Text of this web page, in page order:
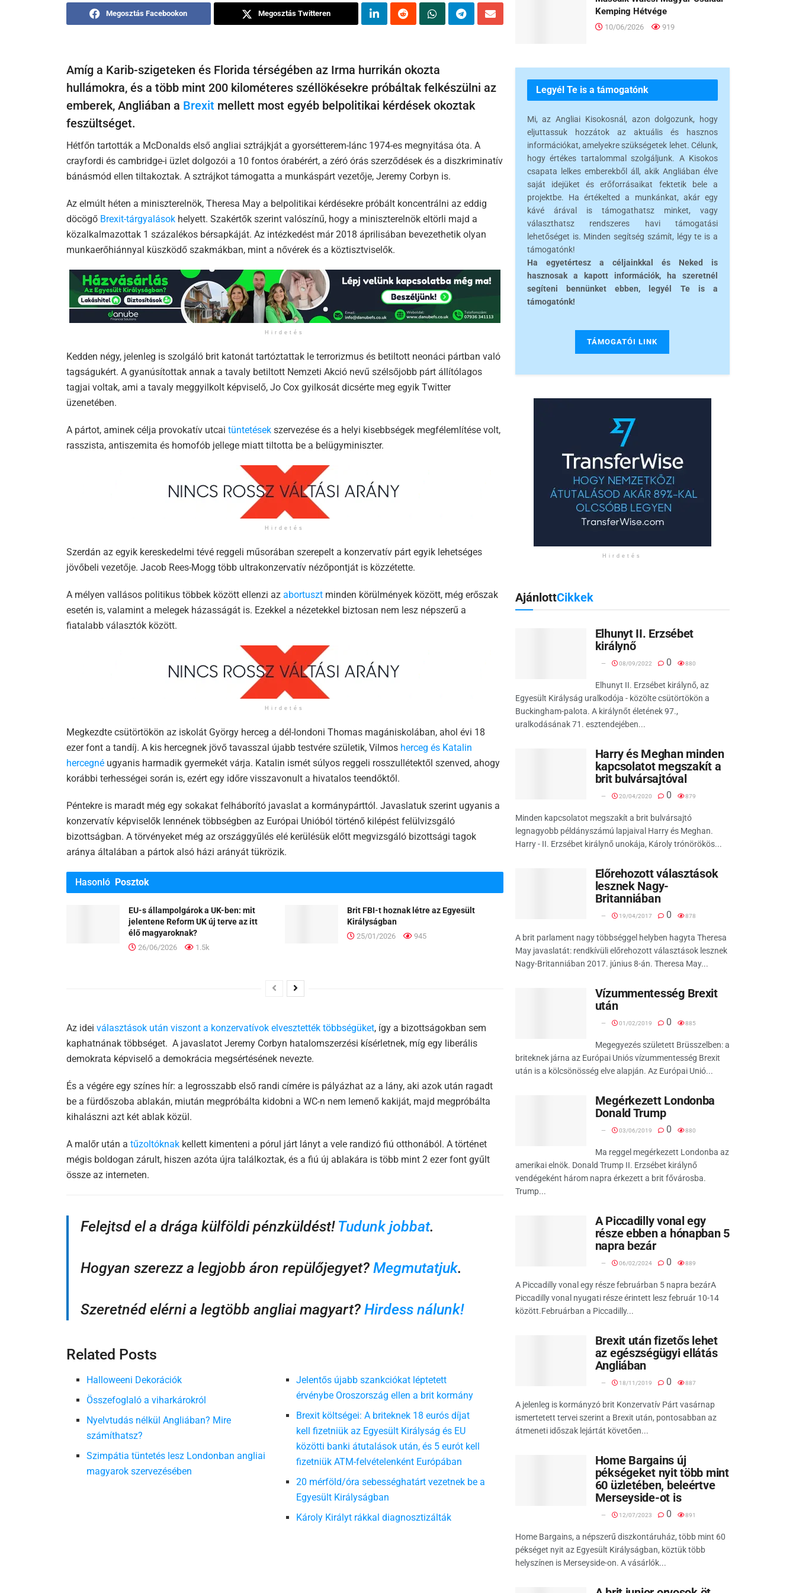
Megosztás Facebookon Megosztás Twitteren
Amíg a Karib-szigeteken és Florida térségében az Irma hurrikán okozta
hullámokra, és a több mint 200 kilométeres széllökésekre próbáltak felkészülni az
emberek, Angliában a Brexit mellett most egyéb belpolitikai kérdések okoztak
feszültséget.
Hétfőn tartották a McDonalds első angliai sztrájkját a gyorsétterem-lánc 1974-es megnyitása óta. A
crayfordi és cambridge-i üzlet dolgozói a 10 fontos órabérért, a zéró órás szerződések és a diszkriminatív
bánásmód ellen tiltakoztak. A sztrájkot támogatta a munkáspárt vezetője, Jeremy Corbyn is.
Az elmúlt héten a miniszterelnök, Theresa May a belpolitikai kérdésekre próbált koncentrálni az eddig
döcögő Brexit-tárgyalások helyett. Szakértők szerint valószínű, hogy a miniszterelnök eltörli majd a
közalkalmazottak 1 százalékos bérsapkáját. Az intézkedést már 2018 áprilisában bevezethetik olyan
munkaerőhiánnyal küszködő szakmákban, mint a nővérek és a köztisztviselők.
Hirdetés
Kedden négy, jelenleg is szolgáló brit katonát tartóztattak le terrorizmus és betiltott neonáci pártban való
tagságukért. A gyanúsítottak annak a tavaly betiltott Nemzeti Akció nevű szélsőjobb párt állítólagos
tagjai voltak, ami a tavaly meggyilkolt képviselő, Jo Cox gyilkosát dicsérte meg egyik Twitter
üzenetében.
A pártot, aminek célja provokatív utcai tüntetések szervezése és a helyi kisebbségek megfélemlítése volt,
rasszista, antiszemita és homofób jellege miatt tiltotta be a belügyminiszter.
Hirdetés
Szerdán az egyik kereskedelmi tévé reggeli műsorában szerepelt a konzervatív párt egyik lehetséges
jövőbeli vezetője. Jacob Rees-Mogg több ultrakonzervatív nézőpontját is közzétette.
A mélyen vallásos politikus többek között ellenzi az abortuszt minden körülmények között, még erőszak
esetén is, valamint a melegek házasságát is. Ezekkel a nézetekkel biztosan nem lesz népszerű a
fiatalabb választók között.
Hirdetés
Megkezdte csütörtökön az iskolát György herceg a dél-londoni Thomas magániskolában, ahol évi 18
ezer font a tandíj. A kis hercegnek jövő tavasszal újabb testvére születik, Vilmos herceg és Katalin
hercegné ugyanis harmadik gyermekét várja. Katalin ismét súlyos reggeli rosszullétektől szenved, ahogy
korábbi terhességei során is, ezért egy időre visszavonult a hivatalos teendőktől.
Péntekre is maradt még egy sokakat felháborító javaslat a kormánypárttól. Javaslatuk szerint ugyanis a
konzervatív képviselők lennének többségben az Európai Unióból történő kilépést felülvizsgáló
bizottságban. A törvényeket még az országgyűlés elé kerülésük előtt megvizsgáló bizottsági tagok
aránya általában a pártok alsó házi arányát tükrözik.
Hasonló Posztok
EU-s állampolgárok a UK-ben: mit
jelentene Reform UK új terve az itt
élő magyaroknak?
26/06/2026 1.5k
Brit FBI-t hoznak létre az Egyesült
Királyságban
25/01/2026 945
Az idei választások után viszont a konzervatívok elvesztették többségüket, így a bizottságokban sem
kaphatnának többséget. A javaslatot Jeremy Corbyn hatalomszerzési kísérletnek, míg egy liberális
demokrata képviselő a demokrácia megsértésének nevezte.
És a végére egy színes hír: a legrosszabb első randi címére is pályázhat az a lány, aki azok után ragadt
be a fürdőszoba ablakán, miután megpróbálta kidobni a WC-n nem lemenő kakiját, majd megpróbálta
kihalászni azt két ablak közül.
A malőr után a tűzoltóknak kellett kimenteni a pórul járt lányt a vele randizó fiú otthonából. A történet
mégis boldogan zárult, hiszen azóta újra találkoztak, és a fiú új ablakára is több mint 2 ezer font gyűlt
össze az interneten.
Felejtsd el a drága külföldi pénzküldést! Tudunk jobbat.
Hogyan szerezz a legjobb áron repülőjegyet? Megmutatjuk.
Szeretnéd elérni a legtöbb angliai magyart? Hirdess nálunk!
Related Posts
Halloweeni Dekorációk
Összefoglaló a viharkárokról
Nyelvtudás nélkül Angliában? Mire
számíthatsz?
Szimpátia tüntetés lesz Londonban angliai
magyarok szervezésében
Jelentős újabb szankciókat léptetett
érvénybe Oroszország ellen a brit kormány
Brexit költségei: A briteknek 18 eurós díjat
kell fizetniük az Egyesült Királyság és EU
közötti banki átutalások után, és 5 eurót kell
fizetniük ATM-felvételenként Európában
20 mérföld/óra sebességhatárt vezetnek be a
Egyesült Királyságban
Károly Királyt rákkal diagnosztizálták
Kemping Hétvége
10/06/2026 919
Legyél Te is a támogatónk
Mi, az Angliai Kisokosnál, azon dolgozunk, hogy
eljuttassuk hozzátok az aktuális és hasznos
információkat, amelyekre szükségetek lehet. Célunk,
hogy értékes tartalommal szolgáljunk. A Kisokos
csapata lelkes emberekből áll, akik Angliában élve
saját idejüket és erőforrásaikat fektetik bele a
projektbe. Ha értékelted a munkánkat, akár egy
kávé árával is támogathatsz minket, vagy
választhatsz rendszeres havi támogatási
lehetőséget is. Minden segítség számít, légy te is a
támogatónk!
Ha egyetértesz a céljainkkal és Neked is
hasznosak a kapott információk, ha szeretnél
segíteni bennünket ebben, legyél Te is a
támogatónk!
TÁMOGATÓI LINK
Hirdetés
AjánlottCikkek
Elhunyt II. Erzsébet
királynő
08/09/2022 0 880
Elhunyt II. Erzsébet királynő, az
Egyesült Királyság uralkodója - közölte csütörtökön a
Buckingham-palota. A királynőt életének 97.,
uralkodásának 71. esztendejében...
Harry és Meghan minden
kapcsolatot megszakít a
brit bulvársajtóval
20/04/2020 0 879
Minden kapcsolatot megszakít a brit bulvársajtó
legnagyobb példányszámú lapjaival Harry és Meghan.
Harry - II. Erzsébet királynő unokája, Károly trónörökös...
Előrehozott választások
lesznek Nagy-
Britanniában
19/04/2017 0 878
A brit parlament nagy többséggel helyben hagyta Theresa
May javaslatát: rendkívüli előrehozott választások lesznek
Nagy-Britanniában 2017. június 8-án. Theresa May...
Vízummentesség Brexit
után
01/02/2019 0 885
Megegyezés született Brüsszelben: a
briteknek járna az Európai Uniós vízummentesség Brexit
után is a kölcsönösség elve alapján. Az Európai Unió...
Megérkezett Londonba
Donald Trump
03/06/2019 0 880
Ma reggel megérkezett Londonba az
amerikai elnök. Donald Trump II. Erzsébet királynő
vendégeként három napra érkezett a brit fővárosba.
Trump...
A Piccadilly vonal egy
része ebben a hónapban 5
napra bezár
06/02/2024 0 889
A Piccadilly vonal egy része februárban 5 napra bezárA
Piccadilly vonal nyugati része érintett lesz február 10-14
között.Februárban a Piccadilly...
Brexit után fizetős lehet
az egészségügyi ellátás
Angliában
18/11/2019 0 887
A jelenleg is kormányzó brit Konzervatív Párt vasárnap
ismertetett tervei szerint a Brexit után, pontosabban az
átmeneti időszak lejártát követően...
Home Bargains új
pékségeket nyit több mint
60 üzletében, beleértve
Merseyside-ot is
12/07/2023 0 891
Home Bargains, a népszerű diszkontáruház, több mint 60
pékséget nyit az Egyesült Királyságban, köztük több
helyszínen is Merseyside-on. A vásárlók...